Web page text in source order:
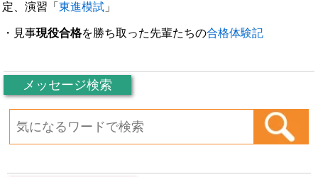
定、演習「 東進模試 」
・見事現役合格を勝ち取った先輩たちの合格体験記
メッセージ検索